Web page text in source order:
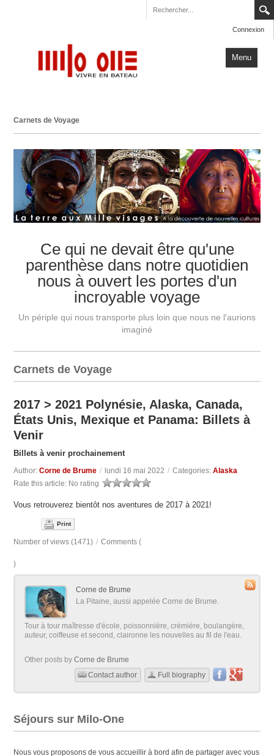
Connexion
Menu
Carnets de Voyage
Actualités
Plus
Carnets de Voyage
Ce qui ne devait être qu'une
parenthèse dans notre quotidien
nous à ouvert les portes d'un
incroyable voyage
Un périple qui nous transporte plus loin que nous ne l'aurions
imaginé
Carnets de Voyage
2017 > 2021 Polynésie, Alaska, Canada,
États Unis, Mexique et Panama: Billets à
Venir
Billets à venir prochainement
Author:Corne de Brume / lundi 16 mai 2022 / Categories:Alaska
Rate this article: No rating
Vous retrouverez bientôt nos aventures de 2017 à 2021!
Print
Number of views (1471) / Comments (
)
Corne de Brume
La Pitaine, aussi appelée Corne de Brume.
Tour à tour maîtresse d'école, poissonnière, crémière, boulangère,
auteur, coiffeuse et second, claironne les nouvelles au fil de l'eau.
Other posts byCorne de Brume
Contact author
Full biography
Séjours sur Milo-One
Nous vous proposons de vous accueillir à bord afin de partager avec vous